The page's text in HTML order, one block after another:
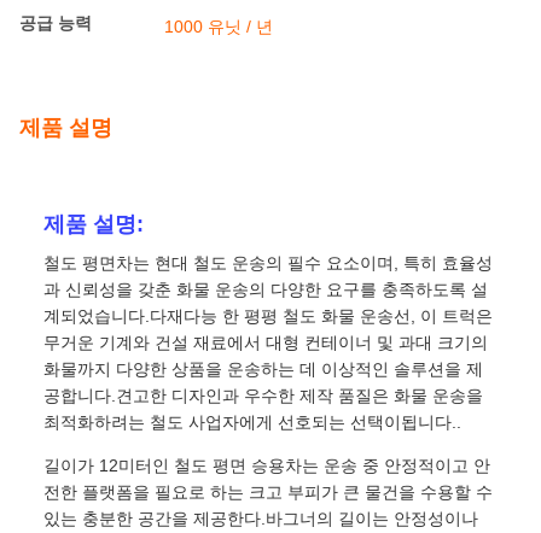
공급 능력 1000 유닛 / 년
제품 설명
제품 설명:
철도 평면차는 현대 철도 운송의 필수 요소이며, 특히 효율성
과 신뢰성을 갖춘 화물 운송의 다양한 요구를 충족하도록 설
계되었습니다.다재다능 한 평평 철도 화물 운송선, 이 트럭은
무거운 기계와 건설 재료에서 대형 컨테이너 및 과대 크기의
화물까지 다양한 상품을 운송하는 데 이상적인 솔루션을 제
공합니다.견고한 디자인과 우수한 제작 품질은 화물 운송을
최적화하려는 철도 사업자에게 선호되는 선택이됩니다..
길이가 12미터인 철도 평면 승용차는 운송 중 안정적이고 안
전한 플랫폼을 필요로 하는 크고 부피가 큰 물건을 수용할 수
있는 충분한 공간을 제공한다.바그너의 길이는 안정성이나